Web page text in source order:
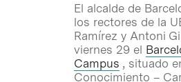
El alcalde de
los rectores de la
Ramírez y Antoni
viernes 29 el
Campus , situado
Conocimiento –